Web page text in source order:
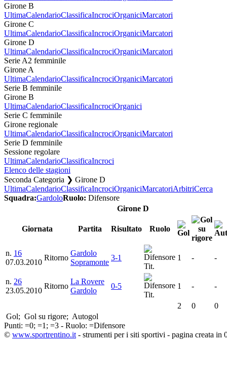
Girone B
UltimaCalendarioClassificaIncrociOrganiciMarcatori
Girone C
UltimaCalendarioClassificaIncrociOrganiciMarcatori
Girone D
UltimaCalendarioClassificaIncrociOrganiciMarcatori
Serie A2 femminile
Girone A
UltimaCalendarioClassificaIncrociOrganiciMarcatori
Serie B femminile
Girone B
UltimaCalendarioClassificaIncrociOrganici
Serie C femminile
Girone regionale
UltimaCalendarioClassificaIncrociOrganiciMarcatori
Serie D femminile
Sessione regolare
UltimaCalendarioClassificaIncroci
Elenco delle stagioni
Seconda Categoria ❯ Girone D
UltimaCalendarioClassificaIncrociOrganiciMarcatoriArbitriCerca
Squadra:GardoloRuolo: Difensore
Girone D
Giornata Partita Risultato Ruolo
n. 16
07.03.2010
Ritorno
Gardolo
Sopramonte
3-1
Tit.
1 - -
n. 26
23.05.2010
Ritorno
La Rovere
Gardolo
0-5
Tit.
1 - -
2 0
0
Gol; Gol su rigore; Autogol
Punti: =0; =1; =3 - Ruolo: =Difensore
© www.sportrentino.it - strumenti per i siti sportivi - pagina creata in